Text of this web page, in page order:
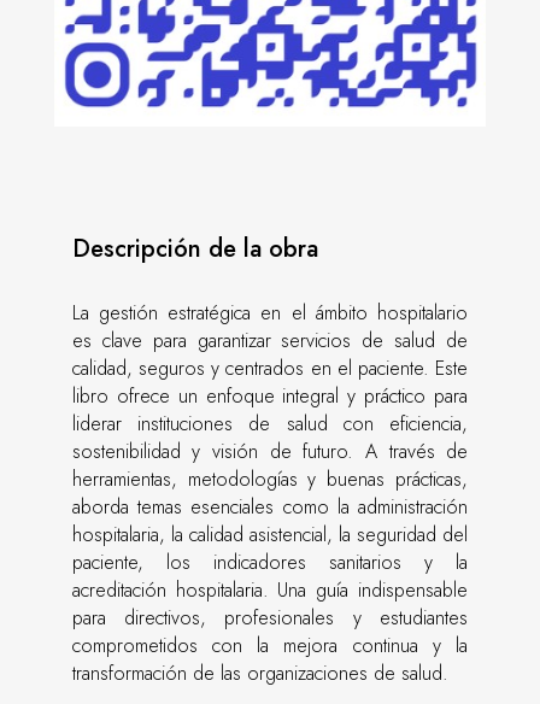
Descripción de la obra
La gestión estratégica en el ámbito hospitalario
es clave para garantizar servicios de salud de
calidad, seguros y centrados en el paciente. Este
libro ofrece un enfoque integral y práctico para
liderar instituciones de salud con eficiencia,
sostenibilidad y visión de futuro. A través de
herramientas, metodologías y buenas prácticas,
aborda temas esenciales como la administración
hospitalaria, la calidad asistencial, la seguridad del
paciente, los indicadores sanitarios y la
acreditación hospitalaria. Una guía indispensable
para directivos, profesionales y estudiantes
comprometidos con la mejora continua y la
transformación de las organizaciones de salud.